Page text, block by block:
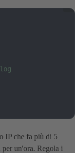
IP che fa più di 5
un'ora. Regola i